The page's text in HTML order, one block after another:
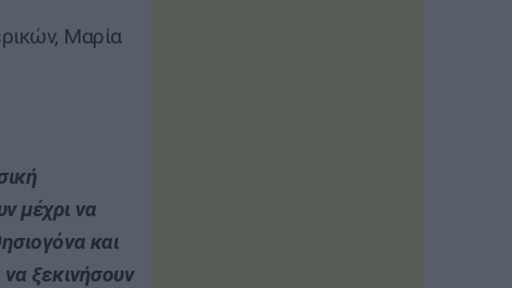
Μαρία
μέχρι να
και
ξεκινήσουν